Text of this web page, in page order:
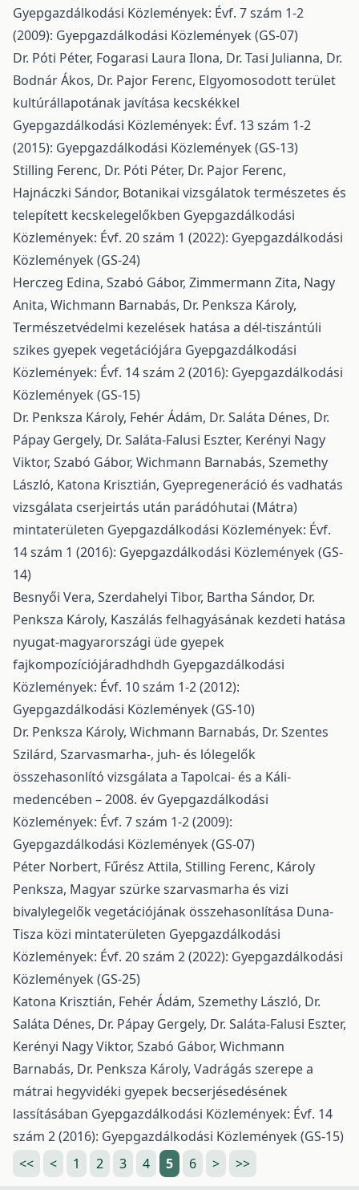
Gyepgazdálkodási Közlemények: Évf. 7 szám 1-2
(2009): Gyepgazdálkodási Közlemények (GS-07)
Dr. Póti Péter, Fogarasi Laura Ilona, Dr. Tasi Julianna, Dr.
Bodnár Ákos, Dr. Pajor Ferenc, Elgyomosodott terület
kultúrállapotának javítása kecskékkel
Gyepgazdálkodási Közlemények: Évf. 13 szám 1-2
(2015): Gyepgazdálkodási Közlemények (GS-13)
Stilling Ferenc, Dr. Póti Péter, Dr. Pajor Ferenc,
Hajnáczki Sándor, Botanikai vizsgálatok természetes és
telepített kecskelegelőkben Gyepgazdálkodási
Közlemények: Évf. 20 szám 1 (2022): Gyepgazdálkodási
Közlemények (GS-24)
Herczeg Edina, Szabó Gábor, Zimmermann Zita, Nagy
Anita, Wichmann Barnabás, Dr. Penksza Károly,
Természetvédelmi kezelések hatása a dél-tiszántúli
szikes gyepek vegetációjára Gyepgazdálkodási
Közlemények: Évf. 14 szám 2 (2016): Gyepgazdálkodási
Közlemények (GS-15)
Dr. Penksza Károly, Fehér Ádám, Dr. Saláta Dénes, Dr.
Pápay Gergely, Dr. Saláta-Falusi Eszter, Kerényi Nagy
Viktor, Szabó Gábor, Wichmann Barnabás, Szemethy
László, Katona Krisztián, Gyepregeneráció és vadhatás
vizsgálata cserjeirtás után parádóhutai (Mátra)
mintaterületen Gyepgazdálkodási Közlemények: Évf.
14 szám 1 (2016): Gyepgazdálkodási Közlemények (GS-
14)
Besnyői Vera, Szerdahelyi Tibor, Bartha Sándor, Dr.
Penksza Károly, Kaszálás felhagyásának kezdeti hatása
nyugat-magyarországi üde gyepek
fajkompozíciójáradhdhdh Gyepgazdálkodási
Közlemények: Évf. 10 szám 1-2 (2012):
Gyepgazdálkodási Közlemények (GS-10)
Dr. Penksza Károly, Wichmann Barnabás, Dr. Szentes
Szilárd, Szarvasmarha-, juh- és lólegelők
összehasonlító vizsgálata a Tapolcai- és a Káli-
medencében – 2008. év Gyepgazdálkodási
Közlemények: Évf. 7 szám 1-2 (2009):
Gyepgazdálkodási Közlemények (GS-07)
Péter Norbert, Fűrész Attila, Stilling Ferenc, Károly
Penksza, Magyar szürke szarvasmarha és vizi
bivalylegelők vegetációjának összehasonlítása Duna-
Tisza közi mintaterületen Gyepgazdálkodási
Közlemények: Évf. 20 szám 2 (2022): Gyepgazdálkodási
Közlemények (GS-25)
Katona Krisztián, Fehér Ádám, Szemethy László, Dr.
Saláta Dénes, Dr. Pápay Gergely, Dr. Saláta-Falusi Eszter,
Kerényi Nagy Viktor, Szabó Gábor, Wichmann
Barnabás, Dr. Penksza Károly, Vadrágás szerepe a
mátrai hegyvidéki gyepek becserjésedésének
lassításában Gyepgazdálkodási Közlemények: Évf. 14
szám 2 (2016): Gyepgazdálkodási Közlemények (GS-15)
<<
< 1 2 3 4 5 6 > >>